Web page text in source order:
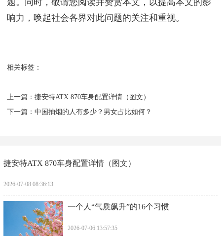
题。同时，敬请您阅读并赞赏本文，以提高本文的影
响力，唤起社会各界对此问题的关注和重视。
相关标签：
上一篇： ​捷安特ATX 870车身配置详情（图文）
下一篇： ​中国抽烟的人有多少？男女占比如何？
​捷安特ATX 870车身配置详情（图文）
2026-07-08 08:36:13
​一个人“气质飙升”的16个习惯
2026-07-06 13:57:35